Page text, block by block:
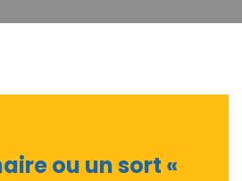
ou un sort «